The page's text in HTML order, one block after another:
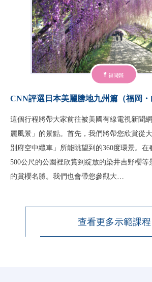
福岡縣
CNN評選日本美麗勝地九州篇（福岡・
這個行程將帶大家前往被美國有線電視新聞
麗風景」的景點。首先，我們將帶您欣賞從
別府空中纜車」所能眺望到的360度環景。在
500公尺的公園裡欣賞到綻放的染井吉野櫻等
的賞櫻名勝。我們也會帶您參觀大…
查看更多示範課程